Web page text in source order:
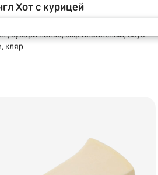
Хот с курицей
, сухари панко, сыр плавленый, соус
кляр